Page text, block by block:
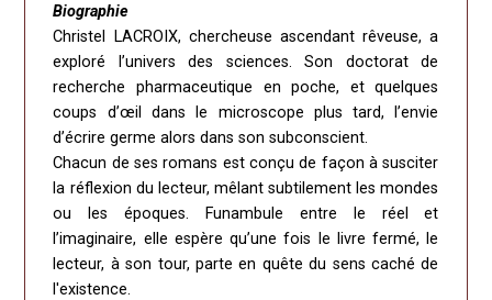
Biographie
Christel LACROIX, chercheuse ascendant rêveuse, a
exploré l’univers des sciences. Son doctorat de
recherche pharmaceutique en poche, et quelques
coups d’œil dans le microscope plus tard, l’envie
d’écrire germe alors dans son subconscient.
Chacun de ses romans est conçu de façon à susciter
la réflexion du lecteur, mêlant subtilement les mondes
ou les époques. Funambule entre le réel et
l’imaginaire, elle espère qu’une fois le livre fermé, le
lecteur, à son tour, parte en quête du sens caché de
l'existence.